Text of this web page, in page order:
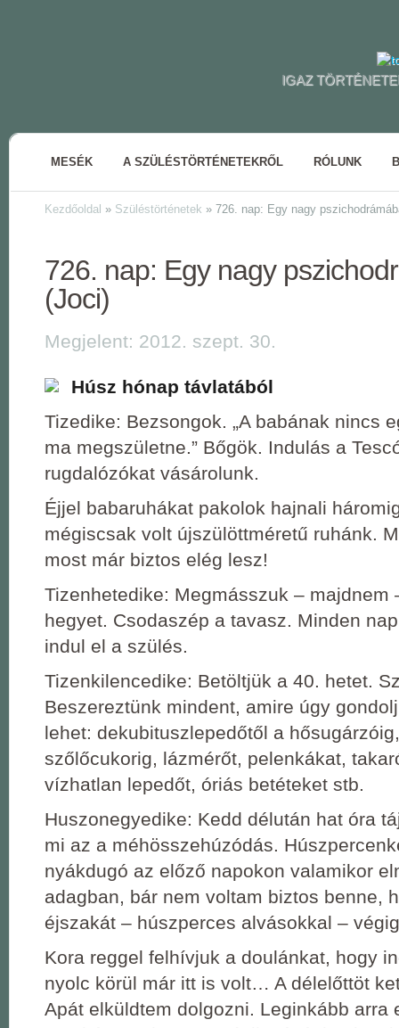
IGAZ
MESÉK A SZÜLÉSTÖRTÉNETEKRŐL RÓLUNK
Kezdőoldal » Szüléstörténetek » 726. nap: Egy nagy
726. nap: Egy nagy
(Joci)
Megjelent: 2012. szept. 30.
Húsz hónap távlatából
Tizedike: Bezsongok. „A babának nincs
ma megszületne.” Bőgök. Indulás a
rugdalózókat vásárolunk.
Éjjel babaruhákat pakolok hajnali
mégiscsak volt újszülöttméretű ruhánk.
most már biztos elég lesz!
Tizenhetedike: Megmásszuk – majdnem
hegyet. Csodaszép a tavasz. Minden
indul el a szülés.
Tizenkilencedike: Betöltjük a 40. hetet.
Beszereztünk mindent, amire úgy
lehet: dekubituszlepedőtől a
szőlőcukorig, lázmérőt, pelenkákat,
vízhatlan lepedőt, óriás betéteket stb.
Huszonegyedike: Kedd délután hat óra
mi az a méhösszehúzódás.
nyákdugó az előző napokon valamikor
adagban, bár nem voltam biztos benne,
éjszakát – húszperces alvásokkal –
Kora reggel felhívjuk a doulánkat, hogy
nyolc körül már itt is volt… A délelőttöt
Apát elküldtem dolgozni. Leginkább arra